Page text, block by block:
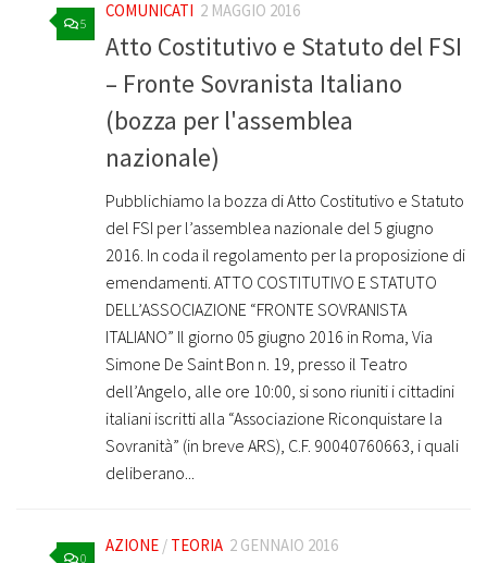
5
COMUNICATI 2 MAGGIO 2016
Atto Costitutivo e Statuto del FSI
– Fronte Sovranista Italiano
(bozza per l'assemblea
nazionale)
Pubblichiamo la bozza di Atto Costitutivo e Statuto
del FSI per l’assemblea nazionale del 5 giugno
2016. In coda il regolamento per la proposizione di
emendamenti. ATTO COSTITUTIVO E STATUTO
DELL’ASSOCIAZIONE “FRONTE SOVRANISTA
ITALIANO” Il giorno 05 giugno 2016 in Roma, Via
Simone De Saint Bon n. 19, presso il Teatro
dell’Angelo, alle ore 10:00, si sono riuniti i cittadini
italiani iscritti alla “Associazione Riconquistare la
Sovranità” (in breve ARS), C.F. 90040760663, i quali
deliberano...
0
AZIONE / TEORIA 2 GENNAIO 2016